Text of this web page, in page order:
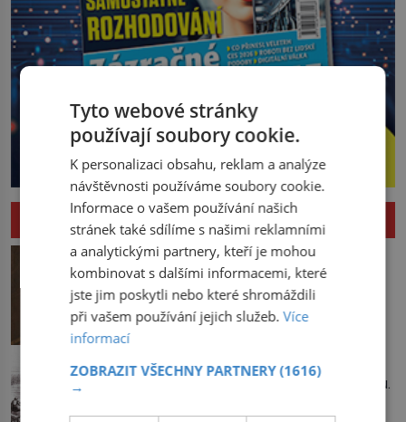
HISTORIE
Odepřela Akademie kardinálovi
poslušnost?
Není příliš rozumné zkoušet před
kardinálem Richelieuem něco utajit.
rázně zatočit. Od roku 1629 se
Zvrhla se lidová zábava v masakr?
Lidé se tlačí u amsterdamského kanálu.
Tyto webové stránky
používají soubory cookie.
K personalizaci obsahu, reklam a analýze
návštěvnosti používáme soubory cookie.
Informace o vašem používání našich
stránek také sdílíme s našimi reklamními
a analytickými partnery, kteří je mohou
kombinovat s dalšími informacemi, které
jste jim poskytli nebo které shromáždili
při vašem používání jejich služeb.Více
informací
ZOBRAZIT VŠECHNY PARTNERY(1616)
→